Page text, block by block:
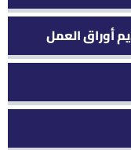
أوراق العمل